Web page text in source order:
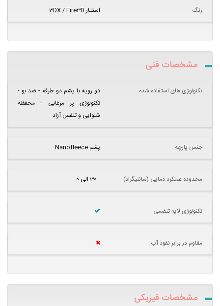
رنگ استتار 3DX / Fire3D
مشخصات فنی
تکنولوژی های استفاده شده
دو رویه با پشم دو طرفه - ضد بو -
تکنولوژی پر مرغابی - محفظه
شنوایی و تنفس آزاد
جنس پارچه پشم Nanofleece
محدوده عملکرد دمایی (سانتیگراد) - 30 الی 0
تکنولوژی لایه تنفسی
مقاوم در برابر نفوذ آب
مشخصات فیزیکی